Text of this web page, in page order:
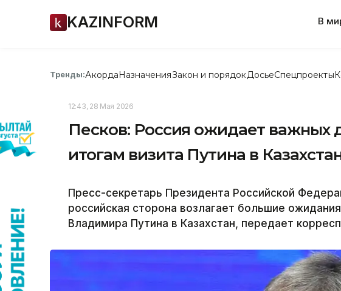
KAZINFORM В
Тренды:АкордаНазначенияЗакон и порядок ДосьеСпецпроекты
12:43, 28 Мая 2026
Песков: Россия ожидает важных
итогам визита Путина в
Пресс-секретарь Президента Российской
российская сторона возлагает большие
Владимира Путина в Казахстан, передает